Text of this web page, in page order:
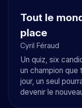
Tout le
place
Cyril Féraud
Un quiz, six
un champion que
jour, un seul
devenir le